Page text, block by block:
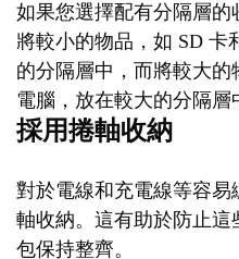
如果您選擇配有分隔層的
將較小的物品，如 SD 卡
的分隔層中，而將較大
電腦，放在較大的分隔層
採用捲軸收納
對於電線和充電線等容
軸收納。這有助於防止
包保持整齊。